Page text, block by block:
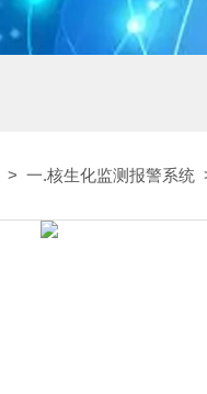
> 一.核生化监测报警系统